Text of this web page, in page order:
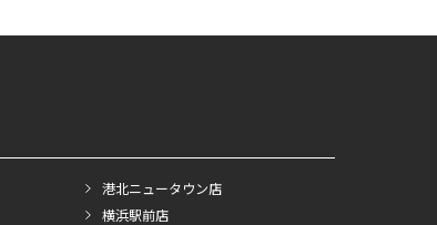
港北ニュータウン店
横浜駅前店